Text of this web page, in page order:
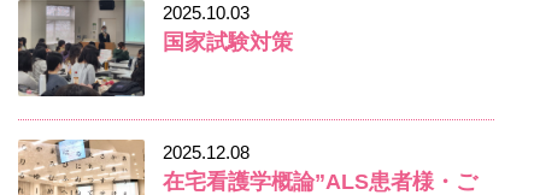
2025.10.03
国家試験対策
2025.12.08
在宅看護学概論”ALS患者様・ご